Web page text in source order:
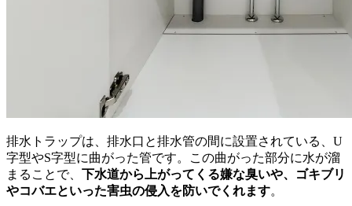
排水トラップは、排水口と排水管の間に設置されている、U
字型やS字型に曲がった管です。この曲がった部分に水が溜
まることで、 下水道から上がってくる嫌な臭いや、ゴキブリ
やコバエといった害虫の侵入を防いでくれます。